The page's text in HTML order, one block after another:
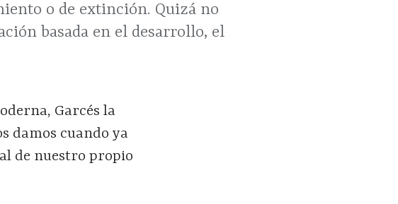
o de extinción. Quizá no
basada en el desarrollo, el
Garcés la
damos cuando ya
de nuestro propio